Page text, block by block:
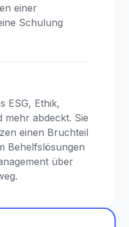
einer
Schulung
ESG, Ethik,
mehr abdeckt. Sie
einen Bruchteil
Behelfslösungen
über